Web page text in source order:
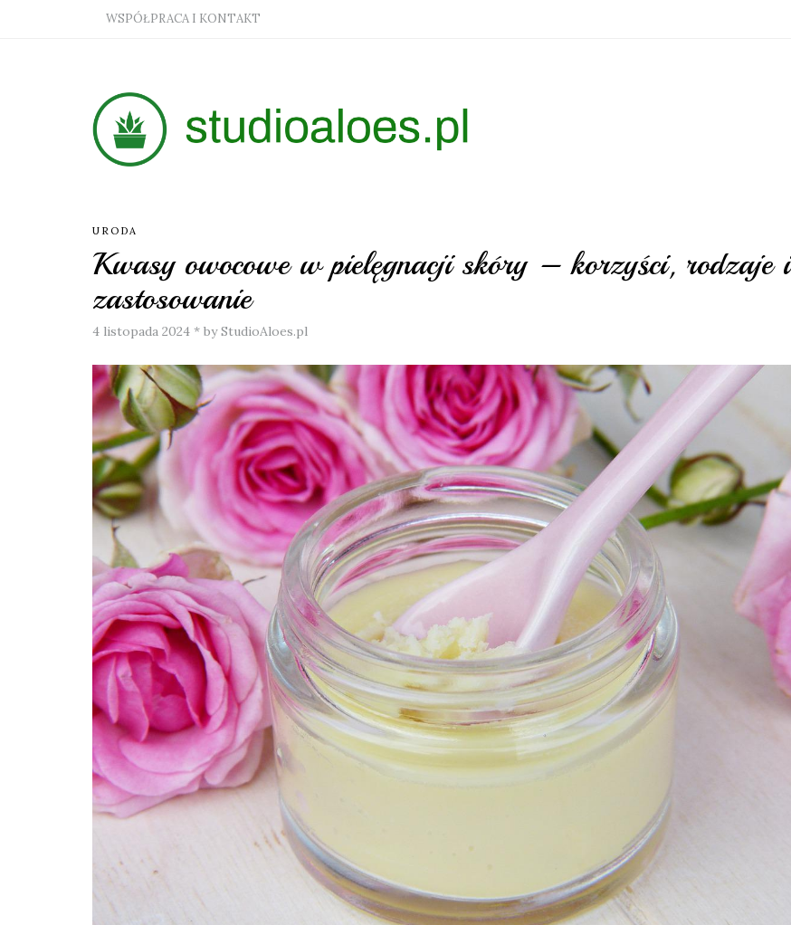
WSPÓŁPRACA I KONTAKT
URODA
Kwasy owocowe w pielęgnacji skóry – korzyści, rodzaje i
zastosowanie
4 listopada 2024 * by StudioAloes.pl